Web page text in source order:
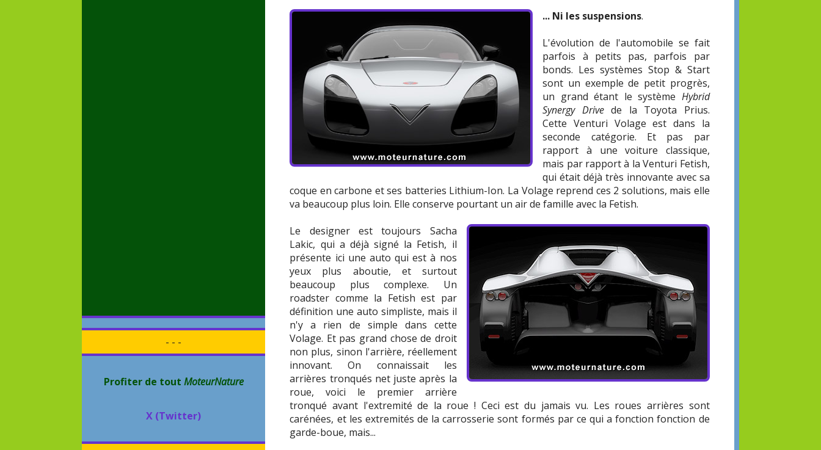
- - -
Profiter de tout MoteurNature
X (Twitter)
... Ni les suspensions.
L'évolution de l'automobile se fait
parfois à petits pas, parfois par
bonds. Les systèmes Stop & Start
sont un exemple de petit progrès,
un grand étant le système Hybrid
Synergy Drivede la Toyota Prius.
Cette Venturi Volage est dans la
seconde catégorie. Et pas par
rapport à une voiture classique,
mais par rapport à la Venturi Fetish,
qui était déjà très innovante avec sa
coque en carbone et ses batteries Lithium-Ion. La Volage reprend ces 2 solutions, mais elle
va beaucoup plus loin. Elle conserve pourtant un air de famille avec la Fetish.
Le designer est toujours Sacha
Lakic, qui a déjà signé la Fetish, il
présente ici une auto qui est à nos
yeux plus aboutie, et surtout
beaucoup plus complexe. Un
roadster comme la Fetish est par
définition une auto simpliste, mais il
n'y a rien de simple dans cette
Volage. Et pas grand chose de droit
non plus, sinon l'arrière, réellement
innovant. On connaissait les
arrières tronqués net juste après la
roue, voici le premier arrière
tronqué avant l'extremité de la roue ! Ceci est du jamais vu. Les roues arrières sont
carénées, et les extremités de la carrosserie sont formés par ce qui a fonction fonction de
garde-boue, mais...